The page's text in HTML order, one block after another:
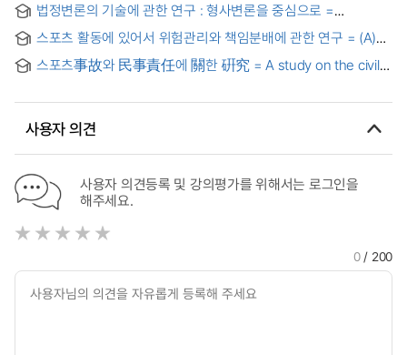
법정변론의 기술에 관한 연구 : 형사변론을 중심으로 =
Research on the skills of oral argumentationin criminal
court
스포츠 활동에 있어서 위험관리와 책임분배에 관한 연구 = (A)
Study on the Risk Management in the Sport Activity and
Liability Allocation
스포츠事故와 民事責任에 關한 硏究 = A study on the civil
사용자 의견
사용자 의견등록 및 강의평가를 위해서는 로그인을
해주세요.
0/ 200